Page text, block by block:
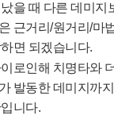
을 때 다른 데미지
근거리/원거리/마
면 되겠습니다.
로인해 치명타와
발동한 데미지까
니다.